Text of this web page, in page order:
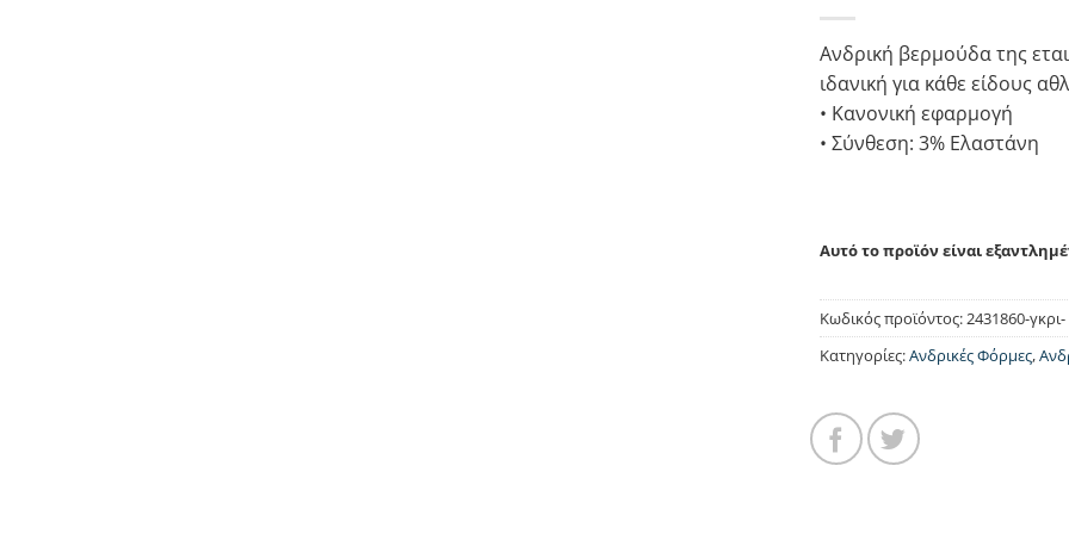
Ανδρική βερμούδα της
ιδανική για κάθε είδους
• Κανονική εφαρμογή
• Σύνθεση: 3% Ελαστάνη
Αυτό το προϊόν είναι
Κωδικός προϊόντος:2431860-γκρι-
Κατηγορίες:Ανδρικές Φόρμες,